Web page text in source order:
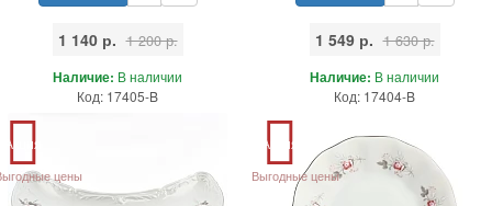
1 140 р. 1 200 р.
Наличие: В наличии
Код: 17405-B
1 549 р. 1 630 р.
Наличие: В наличии
Код: 17404-B
Акция
цены
Акция
Выгодные цены